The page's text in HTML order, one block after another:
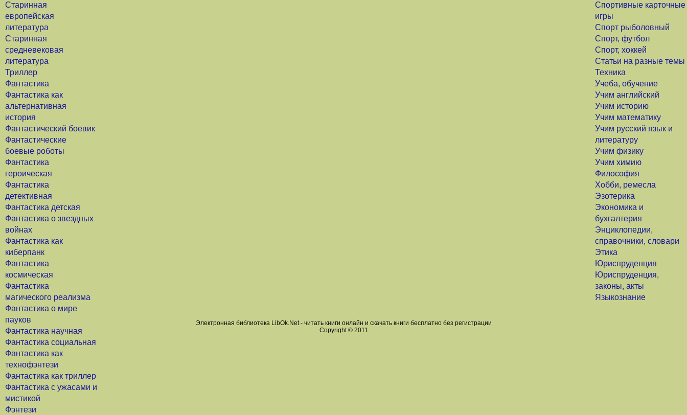
Старинная
европейская
литература
Старинная
средневековая
литература
Триллер
Фантастика
Фантастика как
альтернативная
история
Фантастический боевик
Фантастические
боевые роботы
Фантастика
героическая
Фантастика
детективная
Фантастика детская
Фантастика о звездных
войнах
Фантастика как
киберпанк
Фантастика
космическая
Фантастика
магического реализма
Фантастика о мире
пауков
Фантастика научная
Фантастика социальная
Фантастика как
технофэнтези
Фантастика как триллер
Фантастика с ужасами и
мистикой
Фэнтези
Спортивные карточные
игры
Спорт рыболовный
Спорт, футбол
Спорт, хоккей
Статьи на разные темы
Техника
Учеба, обучение
Учим английский
Учим историю
Учим математику
Учим русский язык и
литературу
Учим физику
Учим химию
Философия
Хобби, ремесла
Эзотерика
Экономика и
бухгалтерия
Энциклопедии,
справочники, словари
Этика
Юриспруденция
Юриспруденция,
законы, акты
Языкознание
Электронная библиотека LibOk.Net - читать книги онлайн и скачать книги бесплатно без регистрации
Copyright © 2011